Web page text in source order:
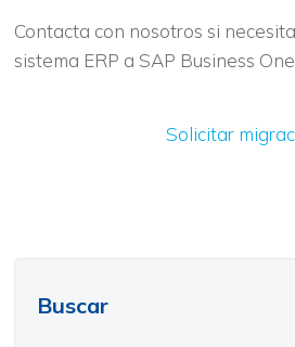
Contacta con nosotros si
sistema ERP a SAP Business One.
Solicitar
Buscar